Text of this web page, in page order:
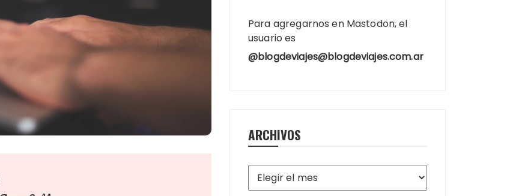
Para agregarnos en Mastodon, el
usuario es
@blogdeviajes@blogdeviajes.com.ar
ARCHIVOS
Archivos